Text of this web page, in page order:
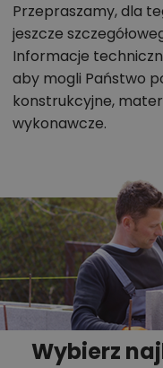
Przepraszamy, dla
jeszcze
Informacje
aby mogli Państwo
konstrukcyjne,
wykonawcze.
Wybierz